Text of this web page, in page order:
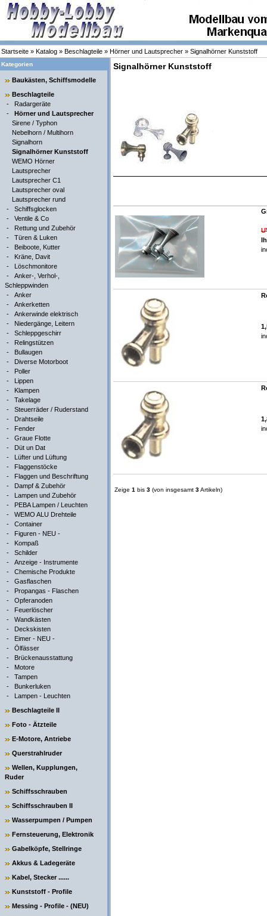
Startseite » Katalog » Beschlagteile » Hörner und Lautsprecher » Signalhörner Kunststoff
Kategorien
Baukästen, Schiffsmodelle
Beschlagteile
- Radargeräte
- Hörner und Lautsprecher
Sirene / Typhon
Nebelhorn / Multihorn
Signalhorn
Signalhörner Kunststoff
WEMO Hörner
Lautsprecher
Lautsprecher C1
Lautsprecher oval
Lautsprecher rund
- Schiffsglocken
- Ventile & Co
- Rettung und Zubehör
- Türen & Luken
- Beiboote, Kutter
- Kräne, Davit
- Löschmonitore
- Anker-, Verhol-,
Schleppwinden
- Anker
- Ankerketten
- Ankerwinde elektrisch
- Niedergänge, Leitern
- Schleppgeschirr
- Relingstützen
- Bullaugen
- Diverse Motorboot
- Poller
- Lippen
- Klampen
- Takelage
- Steuerräder / Ruderstand
- Drahtseile
- Fender
- Graue Flotte
- Düt un Dat
- Lüfter und Lüftung
- Flaggenstöcke
- Flaggen und Beschriftung
- Dampf & Zubehör
- Lampen und Zubehör
- PEBA Lampen / Leuchten
- WEMO ALU Drehteile
- Container
- Figuren - NEU -
- Kompaß
- Schilder
- Anzeige - Instrumente
- Chemische Produkte
- Gasflaschen
- Propangas - Flaschen
- Opferanoden
- Feuerlöscher
- Wandkästen
- Deckskisten
- Eimer - NEU -
- Ölfässer
- Brückenausstattung
- Motore
- Tampen
- Bunkerluken
- Lampen - Leuchten
Beschlagteile II
Foto - Ätzteile
E-Motore, Antriebe
Querstrahlruder
Wellen, Kupplungen,
Ruder
Schiffsschrauben
Schiffsschrauben II
Wasserpumpen / Pumpen
Fernsteuerung, Elektronik
Gabelköpfe, Stellringe
Akkus & Ladegeräte
Kabel, Stecker ......
Kunststoff - Profile
Messing - Profile - (NEU)
Signalhörner Kunststoff
Zeige 1 bis 3 (von insgesamt 3Artikeln)